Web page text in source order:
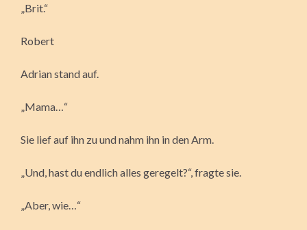
„Brit.“
Robert
Adrian stand auf.
„Mama…“
Sie lief auf ihn zu und nahm ihn in den Arm.
„Und, hast du endlich alles geregelt?“, fragte sie.
„Aber, wie…“